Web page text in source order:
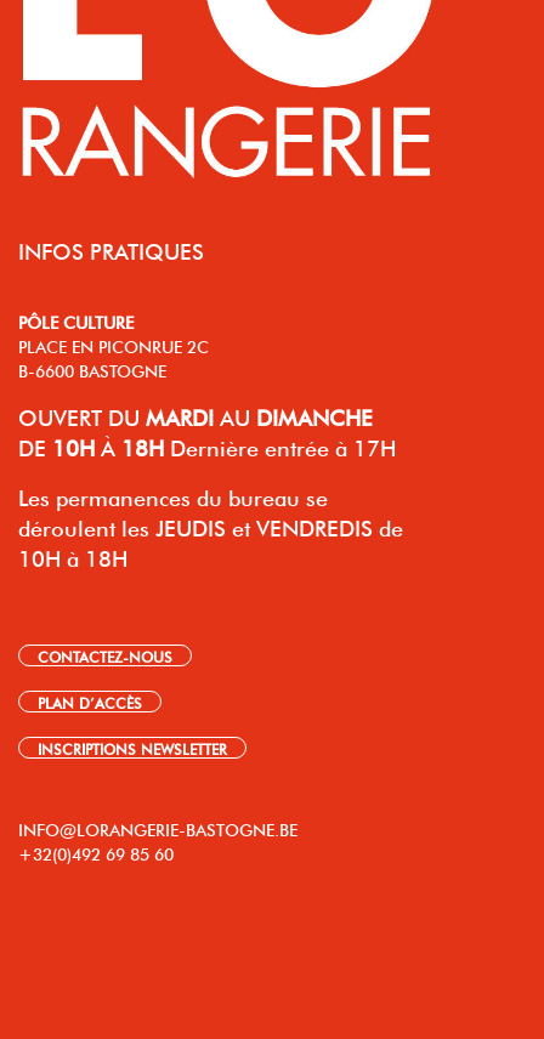
INFOS PRATIQUES
PÔLE CULTURE
PLACE EN PICONRUE 2C
B-6600 BASTOGNE
OUVERT DU MARDI AU DIMANCHE
DE 10H À 18H Dernière entrée à 17H
Les permanences du bureau se
déroulent les JEUDIS et VENDREDIS de
10H à 18H
CONTACTEZ-NOUS
PLAN D’ACCÈS
INSCRIPTIONS NEWSLETTER
INFO@LORANGERIE-BASTOGNE.BE
+32(0)492 69 85 60